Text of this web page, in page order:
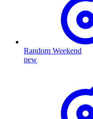
Random Weekend
new